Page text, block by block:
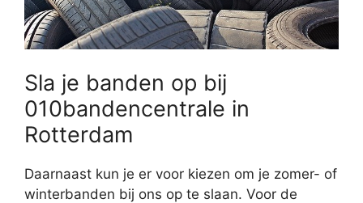
Sla je banden op bij
010bandencentrale in
Rotterdam
Daarnaast kun je er voor kiezen om je zomer- of
winterbanden bij ons op te slaan. Voor de